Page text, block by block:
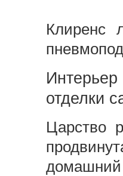
Клиренс
отделки
Царство
домашний